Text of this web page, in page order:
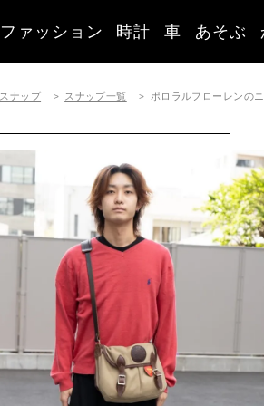
ファッション 時計 車 あそぶ
スナップ スナップ一覧 ポロラルフローレンの